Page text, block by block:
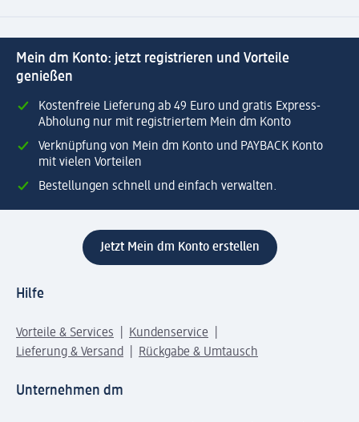
Mein dm Konto: jetzt registrieren und Vorteile
genießen
Kostenfreie Lieferung ab 49 Euro und gratis Express-
Abholung nur mit registriertem Mein dm Konto
Verknüpfung von Mein dm Konto und PAYBACK Konto
mit vielen Vorteilen
Bestellungen schnell und einfach verwalten.
Jetzt Mein dm Konto erstellen
Hilfe
Vorteile & Services
Kundenservice
Lieferung & Versand
Rückgabe & Umtausch
Unternehmen dm